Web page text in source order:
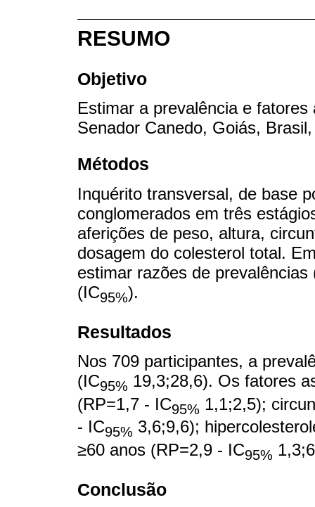
RESUMO
Objetivo
Estimar a prevalência e
Senador Canedo, Goiás,
Métodos
Inquérito transversal, de base
conglomerados em três
aferições de peso, altura,
dosagem do colesterol total.
estimar razões de
(IC95%).
Resultados
Nos 709 participantes, a
(IC95% 19,3;28,6). Os fatores
(RP=1,7 - IC95% 1,1;2,5);
- IC95% 3,6;9,6);
≥60 anos (RP=2,9 - IC95%
Conclusão